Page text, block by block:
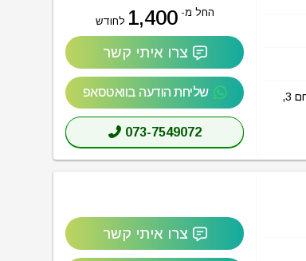
הכל אודות רומס בסר סיטי פתח תקווה (ROOMS BSR City Petah Tikva) בכתובת שחם 3,
החל מ- 1,400 לחודש
צרו איתי קשר
שליחת הודעה בוואטסאפ
073-7549072
צרו איתי קשר